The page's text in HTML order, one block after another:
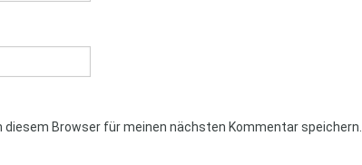
diesem Browser für meinen nächsten Kommentar speichern.